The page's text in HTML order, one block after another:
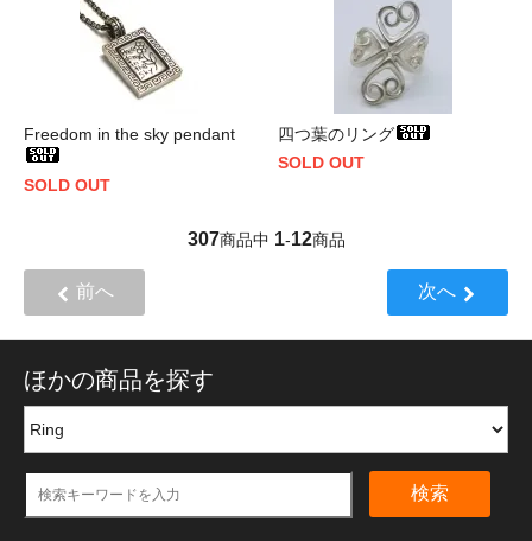
Freedom in the sky pendant
SOLD OUT
四つ葉のリング
SOLD OUT
307商品中 1-12商品
前へ 次へ
ほかの商品を探す
検索